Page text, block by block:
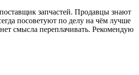
запчастей. Продавцы знают
посоветуют по делу на чём лучше
смысла переплачивать. Рекомендую